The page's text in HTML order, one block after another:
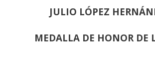
JULIO LÓPEZ
MEDALLA DE HONOR DE